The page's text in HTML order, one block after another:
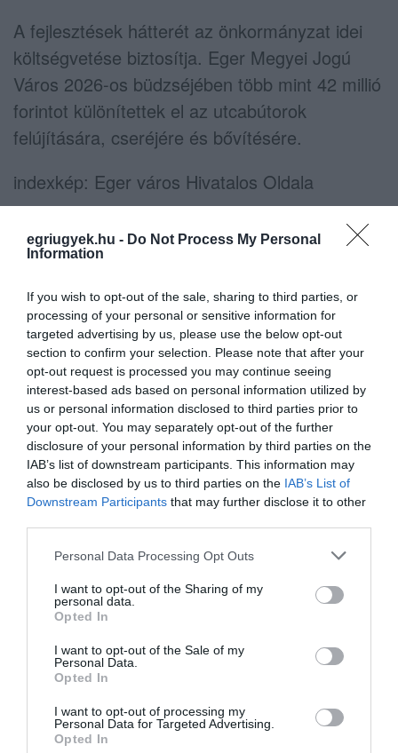
egriugyek.hu - Do Not Process My Personal
Information
If you wish to opt-out of the sale, sharing to third parties, or
processing of your personal or sensitive information for
targeted advertising by us, please use the below opt-out
section to confirm your selection. Please note that after your
opt-out request is processed you may continue seeing
interest-based ads based on personal information utilized by
us or personal information disclosed to third parties prior to
your opt-out. You may separately opt-out of the further
disclosure of your personal information by third parties on the
IAB’s list of downstream participants. This information may
also be disclosed by us to third parties on the IAB’s List of
Downstream Participants that may further disclose it to other
Please note that this website/app uses one or more Google
not limited to your visit or usage behaviour. You may click to
grant or deny consent to Google and its third-party tags to
use your data for below specified purposes in below Google
consent section.
Personal Data Processing Opt Outs
I want to opt-out of the Sharing of my
personal data.
Opted In
I want to opt-out of the Sale of my
Personal Data.
Opted In
I want to opt-out of processing my
Personal Data for Targeted Advertising.
Opted In
A fejlesztések hátterét az önkormányzat idei
költségvetése biztosítja. Eger Megyei Jogú
Város 2026-os büdzséjében több mint 42 millió
forintot különítettek el az utcabútorok
felújítására, cseréjére és bővítésére.
indexkép: Eger város Hivatalos Oldala
bennünket az EGRI ÜGYEK Google Hírek oldalán!
VISSZA A FŐOLDALRA
Legfrissebb híreink
ÚJ MAGYAR KÜLÜGYI STRATÉGIA KÉSZÜL,
AMIKÉRT ÉRDEMES MEGNÉZNI
2026. augusztus 08|Promóció